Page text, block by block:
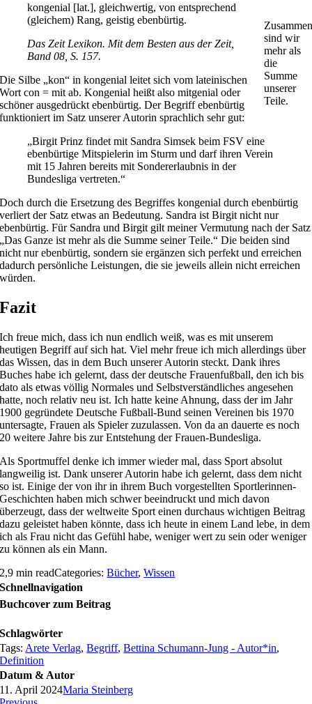
Zusammen
sind wir
mehr als
die
Summe
unserer
Teile.
kongenial [lat.], gleichwertig, von entsprechend
(gleichem) Rang, geistig ebenbürtig.
Das Zeit Lexikon. Mit dem Besten aus der Zeit,
Band 08, S. 157.
Die Silbe „kon“ in kongenial leitet sich vom lateinischen
Wort con = mit ab. Kongenial heißt also mitgenial oder
schöner ausgedrückt ebenbürtig. Der Begriff ebenbürtig
funktioniert im Satz unserer Autorin sprachlich sehr gut:
„Birgit Prinz findet mit Sandra Simsek beim FSV eine
ebenbürtige Mitspielerin im Sturm und darf ihren Verein
mit 15 Jahren bereits mit Sondererlaubnis in der
Bundesliga vertreten.“
Doch durch die Ersetzung des Begriffes kongenial durch ebenbürtig
verliert der Satz etwas an Bedeutung. Sandra ist Birgit nicht nur
ebenbürtig. Für Sandra und Birgit gilt meiner Vermutung nach der Satz
„Das Ganze ist mehr als die Summe seiner Teile.“ Die beiden sind
nicht nur ebenbürtig, sondern sie ergänzen sich perfekt und erreichen
dadurch persönliche Leistungen, die sie jeweils allein nicht erreichen
würden.
Fazit
Ich freue mich, dass ich nun endlich weiß, was es mit unserem
heutigen Begriff auf sich hat. Viel mehr freue ich mich allerdings über
das Wissen, das in dem Buch unserer Autorin steckt. Dank ihres
Buches habe ich gelernt, dass der deutsche Frauenfußball, den ich bis
dato als etwas völlig Normales und Selbstverständliches angesehen
hatte, noch relativ neu ist. Ich hatte keine Ahnung, dass der im Jahr
1900 gegründete Deutsche Fußball-Bund seinen Vereinen bis 1970
untersagte, Frauen als Spieler zuzulassen. Von da an dauerte es noch
20 weitere Jahre bis zur Entstehung der Frauen-Bundesliga.
Als Sportmuffel denke ich immer wieder mal, dass Sport absolut
langweilig ist. Dank unserer Autorin habe ich gelernt, dass dem nicht
so ist. Einige der von ihr in ihrem Buch vorgestellten Sportlerinnen-
Geschichten haben mich schwer beeindruckt und mich davon
überzeugt, dass der weltweite Sport einen durchaus wichtigen Beitrag
dazu geleistet haben könnte, dass ich heute in einem Land lebe, in dem
ich als Frau nicht das Gefühl habe, weniger wert zu sein oder weniger
zu können als ein Mann.
2,9 min readCategories:Bücher,Wissen
Schnellnavigation
Buchcover zum Beitrag
Schlagwörter
Tags: Arete Verlag,Begriff,Bettina Schumann-Jung - Autor*in,
Definition
Datum & Autor
11. April 2024Maria Steinberg